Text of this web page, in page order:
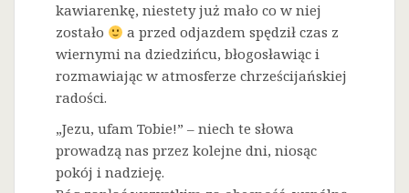
kawiarenkę, niestety już mało co w niej
zostało
a przed odjazdem spędził czas z
wiernymi na dziedzińcu, błogosławiąc i
rozmawiając w atmosferze chrześcijańskiej
radości.
„Jezu, ufam Tobie!” – niech te słowa
prowadzą nas przez kolejne dni, niosąc
pokój i nadzieję.